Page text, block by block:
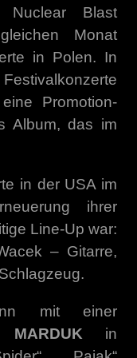
Nuclear Blast
Monat
in Polen. In
Promotion-
Album, das im
in der USA im
ihrer
Line-Up war:
– Gitarre,
mit einer
MARDUK in